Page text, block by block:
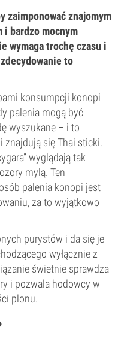
zaimponować znajomym
i bardzo mocnym
wymaga trochę czasu i
to
konsumpcji konopi
palenia mogą być
wyszukane – i to
znajdują się Thai sticki.
wyglądają tak
mylą. Ten
palenia konopi jest
za to wyjątkowo
purystów i da się je
wyłącznie z
świetnie sprawdza
i pozwala hodowcy w
plonu.